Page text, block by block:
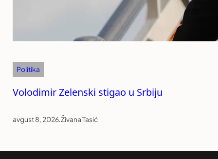
Politika
Volodimir Zelenski stigao u Srbiju
avgust 8, 2026.Živana Tasić